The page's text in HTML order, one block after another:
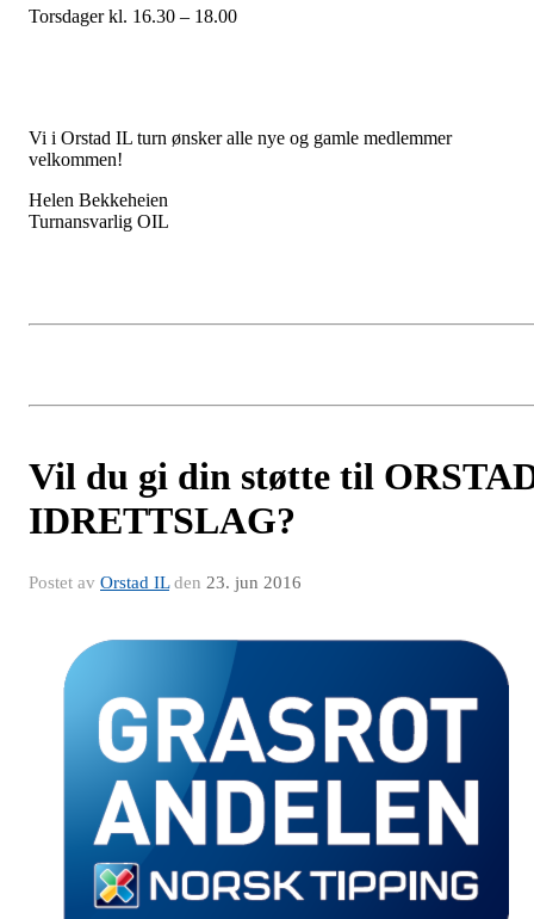
Torsdager kl. 16.30 – 18.00
Vi i Orstad IL turn ønsker alle nye og gamle medlemmer
velkommen!
Helen Bekkeheien
Turnansvarlig OIL
Vil du gi din støtte til
IDRETTSLAG?
Postet av Orstad ILden 23. jun 2016